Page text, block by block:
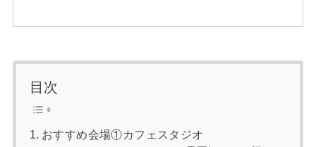
目次
おすすめ会場①カフェスタジオ